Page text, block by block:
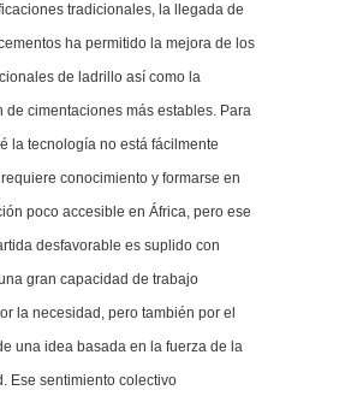
tradicionales, la llegada de
ha permitido la mejora de los
de ladrillo así como la
de cimentaciones más estables. Para
la tecnología no está fácilmente
conocimiento y formarse en
poco accesible en África, pero ese
desfavorable es suplido con
gran capacidad de trabajo
la necesidad, pero también por el
una idea basada en la fuerza de la
Ese sentimiento colectivo